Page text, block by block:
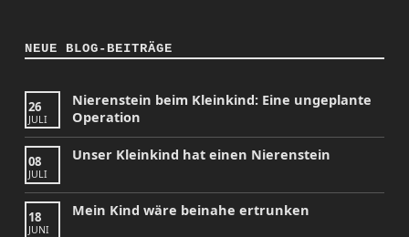
NEUE BLOG-BEITRÄGE
26
JULI
Nierenstein beim Kleinkind: Eine ungeplante
Operation
08
JULI
Unser Kleinkind hat einen Nierenstein
18
JUNI
Mein Kind wäre beinahe ertrunken